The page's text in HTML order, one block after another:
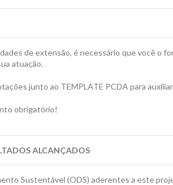
de extensão, é necessário que você o
atuação.
junto ao TEMPLATE PCDA para
obrigatório!
ALCANÇADOS
Sustentável (ODS) aderentes a este